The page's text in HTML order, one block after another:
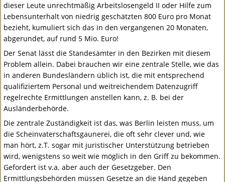
dieser Leute unrechtmäßig Arbeitslosengeld II oder Hilfe zum
Lebensunterhalt von niedrig geschätzten 800 Euro pro Monat
bezieht, kumuliert sich das in den vergangenen 20 Monaten,
abgerundet, auf rund 5 Mio. Euro!
Der Senat lässt die Standesämter in den Bezirken mit diesem
Problem allein. Dabei brauchen wir eine zentrale Stelle, wie das
in anderen Bundesländern üblich ist, die mit entsprechend
qualifiziertem Personal und weitreichendem Datenzugriff
regelrechte Ermittlungen anstellen kann, z. B. bei der
Ausländerbehörde.
Die zentrale Zuständigkeit ist das, was Berlin leisten muss, um
die Scheinvaterschaftsgaunerei, die oft sehr clever und, wie
man hört, z.T. sogar mit juristischer Unterstützung betrieben
wird, wenigstens so weit wie möglich in den Griff zu bekommen.
Gefordert ist v.a. aber auch der Gesetzgeber. Den
Ermittlungsbehörden müssen Gesetze an die Hand gegeben